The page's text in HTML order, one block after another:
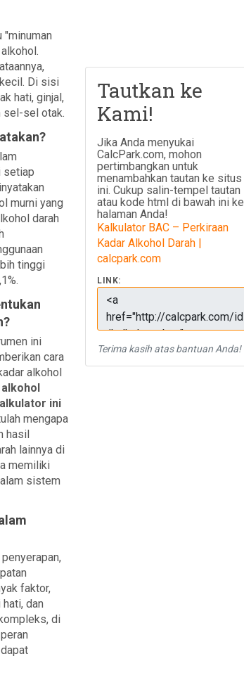
"minuman
Di sisi
hati, ginjal,
sel-sel otak.
setiap
murni yang
darah
tinggi
ini
cara
alkohol
ini
mengapa
hasil
lainnya di
memiliki
sistem
faktor,
dan
di
Tautkan ke
Kami!
Jika Anda menyukai
CalcPark.com, mohon
pertimbangkan untuk
menambahkan tautan ke situs
ini. Cukup salin-tempel tautan
atau kode html di bawah ini ke
halaman Anda!
Kalkulator BAC – Perkiraan
Kadar Alkohol Darah |
calcpark.com
LINK:
Terima kasih atas bantuan Anda!